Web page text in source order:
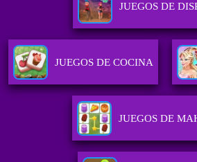
JUEGOS DE
JUEGOS DE COCINA
JUEGOS DE